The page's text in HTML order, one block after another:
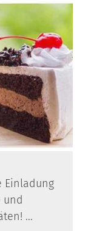
Einladung
und
...